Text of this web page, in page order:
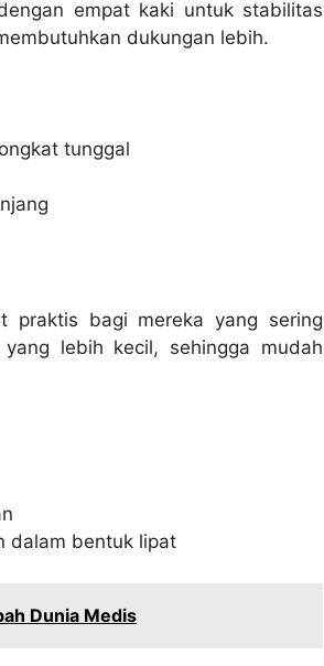
empat kaki untuk stabilitas
dukungan lebih.
tunggal
praktis bagi mereka yang sering
lebih kecil, sehingga mudah
dalam bentuk lipat
Dunia Medis